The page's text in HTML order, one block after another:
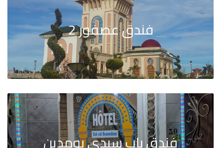
فندق عصفور 2
فندق باب سيدي بومدين